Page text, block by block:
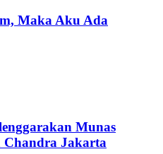
Maka Aku Ada
Munas
Chandra Jakarta